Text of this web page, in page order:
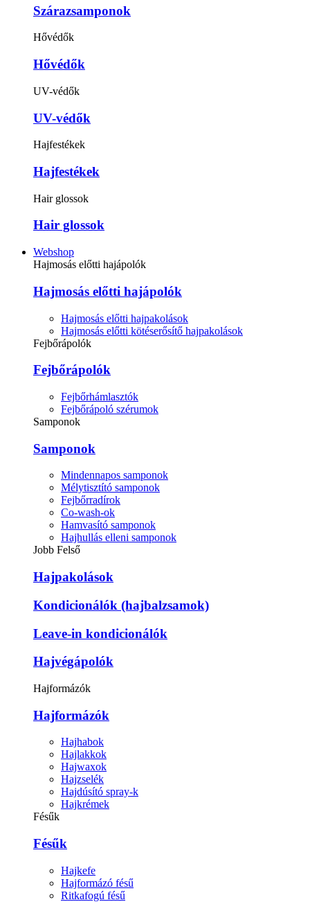
Szárazsamponok
Hővédők
Hővédők
UV-védők
UV-védők
Hajfestékek
Hajfestékek
Hair glossok
Hair glossok
Webshop
Hajmosás előtti hajápolók
Hajmosás előtti hajápolók
Hajmosás előtti hajpakolások
Hajmosás előtti kötéserősítő hajpakolások
Fejbőrápolók
Fejbőrápolók
Fejbőrhámlasztók
Fejbőrápoló szérumok
Samponok
Samponok
Mindennapos samponok
Mélytisztító samponok
Fejbőrradírok
Co-wash-ok
Hamvasító samponok
Hajhullás elleni samponok
Jobb Felső
Hajpakolások
Kondicionálók (hajbalzsamok)
Leave-in kondicionálók
Hajvégápolók
Hajformázók
Hajformázók
Hajhabok
Hajlakkok
Hajwaxok
Hajzselék
Hajdúsító spray-k
Hajkrémek
Fésűk
Fésűk
Hajkefe
Hajformázó fésű
Ritkafogú fésű